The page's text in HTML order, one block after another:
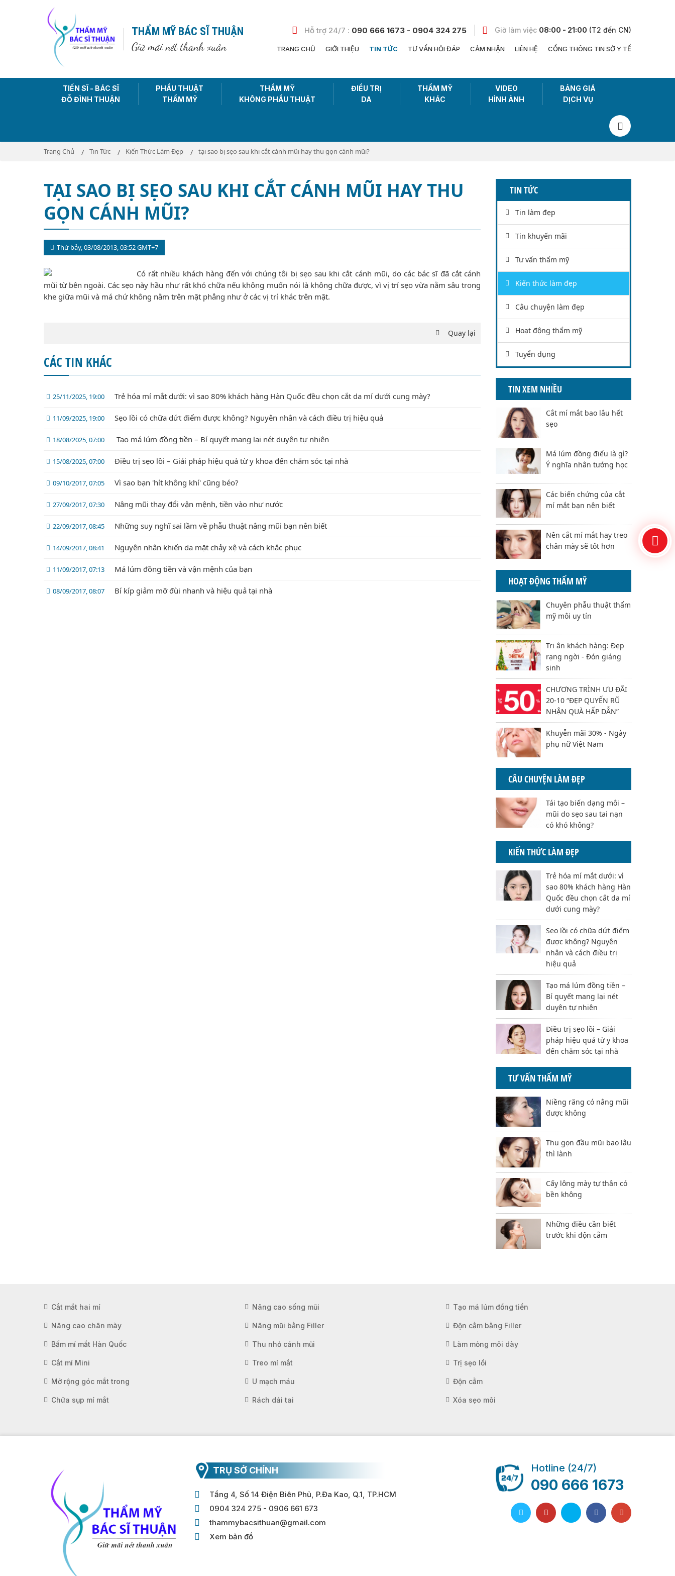
THẨM MỸ BÁC SĨ THUẬN
Giữ mãi nét thanh xuân
Hỗ trợ 24/7 : 090 666 1673 - 0904 324 275 Giờ làm việc 08:00 - 21:00 (T2 đến CN)
TRANG CHỦ GIỚI THIỆU TIN TỨC TƯ VẤN HỎI ĐÁP CẢM NHẬN LIÊN HỆ CỔNG THÔNG TIN SỞ Y TẾ
TIẾN SĨ - BÁC SĨ
ĐỖ ĐÌNH THUẬN
PHẨU THUẬT
THẨM MỸ
THẨM MỸ
KHÔNG PHẨU THUẬT
ĐIỀU TRỊ
DA
THẨM MỸ
KHÁC
VIDEO
HÌNH ẢNH
BẢNG GIÁ
DỊCH VỤ
Trang Chủ Tin Tức Kiến Thức Làm Đẹp tại sao bị sẹo sau khi cắt cánh mũi hay thu gọn cánh mũi?
TẠI SAO BỊ SẸO SAU KHI CẮT CÁNH MŨI HAY THU
GỌN CÁNH MŨI?
Thứ bảy, 03/08/2013, 03:52 GMT+7
Có rất nhiều khách hàng đến với chúng tôi bị sẹo sau khi cắt cánh mũi, do các bác sĩ đã cắt cánh
mũi từ bên ngoài. Các sẹo này hầu như rất khó chữa nếu không muốn nói là không chữa được, vì vị trí sẹo vừa nằm sâu trong
khe giữa mũi và má chứ không nằm trên mặt phẳng như ở các vị trí khác trên mặt.
Quay lại
CÁC TIN KHÁC
25/11/2025, 19:00 Trẻ hóa mí mắt dưới: vì sao 80% khách hàng Hàn Quốc đều chọn cắt da mí dưới cung mày?
11/09/2025, 19:00 Sẹo lồi có chữa dứt điểm được không? Nguyên nhân và cách điều trị hiệu quả
18/08/2025, 07:00 Tạo má lúm đồng tiền – Bí quyết mang lại nét duyên tự nhiên
15/08/2025, 07:00 Điều trị sẹo lồi – Giải pháp hiệu quả từ y khoa đến chăm sóc tại nhà
09/10/2017, 07:05 Vì sao bạn 'hít không khí' cũng béo?
27/09/2017, 07:30 Nâng mũi thay đổi vận mệnh, tiền vào như nước
22/09/2017, 08:45 Những suy nghĩ sai lầm về phẫu thuật nâng mũi bạn nên biết
14/09/2017, 08:41 Nguyên nhân khiến da mặt chảy xệ và cách khắc phục
11/09/2017, 07:13 Má lúm đồng tiền và vận mệnh của bạn
08/09/2017, 08:07 Bí kíp giảm mỡ đùi nhanh và hiệu quả tại nhà
TIN TỨC
Tin làm đẹp
Tin khuyến mãi
Tư vấn thẩm mỹ
Kiến thức làm đẹp
Câu chuyện làm đẹp
Hoạt động thẩm mỹ
Tuyển dụng
TIN XEM NHIỀU
Cắt mí mắt bao lâu hết
sẹo
Má lúm đồng điếu là gì?
Ý nghĩa nhân tướng học
Các biến chứng của cắt
mí mắt bạn nên biết
Nên cắt mí mắt hay treo
chân mày sẽ tốt hơn
HOẠT ĐỘNG THẨM MỸ
Chuyên phẫu thuật thẩm
mỹ môi uy tín
Tri ân khách hàng: Đẹp
rạng ngời - Đón giáng
sinh
CHƯƠNG TRÌNH ƯU ĐÃI
20-10 “ĐẸP QUYẾN RŨ
NHẬN QUÀ HẤP DẪN”
Khuyễn mãi 30% - Ngày
phụ nữ Việt Nam
CÂU CHUYỆN LÀM ĐẸP
Tái tạo biến dạng môi –
mũi do sẹo sau tai nạn
có khó không?
KIẾN THỨC LÀM ĐẸP
Trẻ hóa mí mắt dưới: vì
sao 80% khách hàng Hàn
Quốc đều chọn cắt da mí
dưới cung mày?
Sẹo lồi có chữa dứt điểm
được không? Nguyên
nhân và cách điều trị
hiệu quả
Tạo má lúm đồng tiền –
Bí quyết mang lại nét
duyên tự nhiên
Điều trị sẹo lồi – Giải
pháp hiệu quả từ y khoa
đến chăm sóc tại nhà
TƯ VẤN THẨM MỸ
Niềng răng có nâng mũi
được không
Thu gọn đầu mũi bao lâu
thì lành
Cấy lông mày tự thân có
bền không
Những điều cần biết
trước khi độn cằm
Cắt mắt hai mí Nâng cao sống mũi Tạo má lúm đồng tiền
Nâng cao chân mày Nâng mũi bằng Filler Độn cằm bằng Filler
Bấm mí mắt Hàn Quốc Thu nhỏ cánh mũi Làm mỏng môi dày
Cắt mí Mini Treo mí mắt Trị sẹo lồi
Mở rộng góc mắt trong U mạch máu Độn cằm
Chữa sụp mí mắt Rách dái tai Xóa sẹo môi
TRỤ SỞ CHÍNH
Tầng 4, Số 14 Điện Biên Phủ, P.Đa Kao, Q.1, TP.HCM
0904 324 275 - 0906 661 673
thammybacsithuan@gmail.com
Xem bản đồ
Hotline (24/7)
090 666 1673